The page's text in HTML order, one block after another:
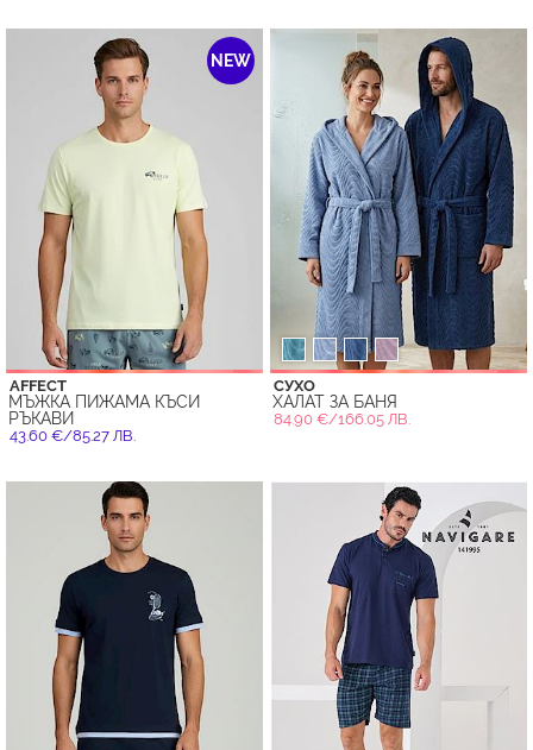
NEW
AFFECT
МЪЖКА ПИЖАМА КЪСИ
РЪКАВИ
43.60 €/85.27 ЛВ.
СУХО
ХАЛАТ ЗА БАНЯ
84.90 €/166.05 ЛВ.